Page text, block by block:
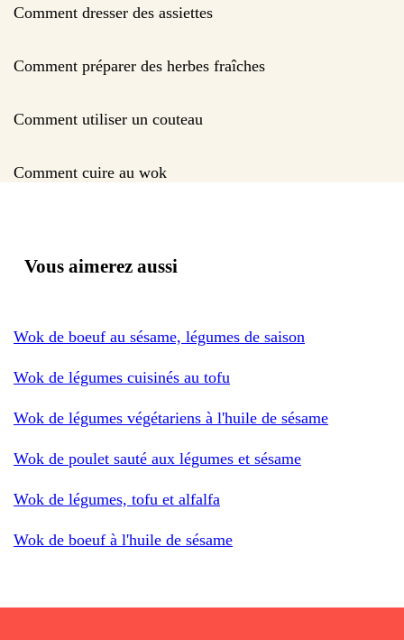
Comment dresser des assiettes
Comment préparer des herbes fraîches
Comment utiliser un couteau
Comment cuire au wok
Vous aimerez aussi
Wok de boeuf au sésame, légumes de saison
Wok de légumes cuisinés au tofu
Wok de légumes végétariens à l'huile de sésame
Wok de poulet sauté aux légumes et sésame
Wok de légumes, tofu et alfalfa
Wok de boeuf à l'huile de sésame